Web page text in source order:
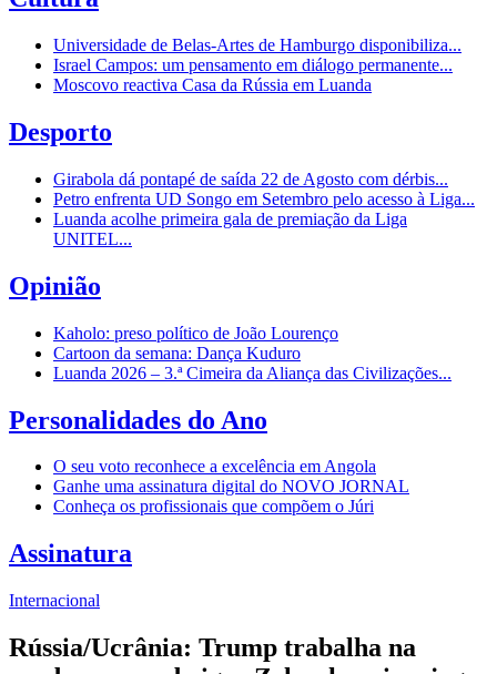
Universidade de Belas-Artes de Hamburgo disponibiliza...
Israel Campos: um pensamento em diálogo permanente...
Moscovo reactiva Casa da Rússia em Luanda
Desporto
Girabola dá pontapé de saída 22 de Agosto com dérbis...
Petro enfrenta UD Songo em Setembro pelo acesso à Liga...
Luanda acolhe primeira gala de premiação da Liga
UNITEL...
Opinião
Kaholo: preso político de João Lourenço
Cartoon da semana: Dança Kuduro
Luanda 2026 – 3.ª Cimeira da Aliança das Civilizações...
Personalidades do Ano
O seu voto reconhece a excelência em Angola
Ganhe uma assinatura digital do NOVO JORNAL
Conheça os profissionais que compõem o Júri
Assinatura
Internacional
Rússia/Ucrânia: Trump trabalha na